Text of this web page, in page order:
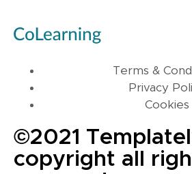
Terms &
Privacy
Cookies
©2021
copyright all